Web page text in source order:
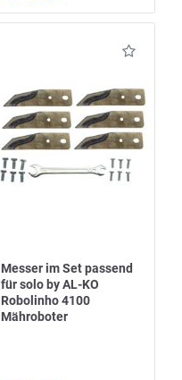
Messer im Set passend
für solo by AL-KO
Robolinho 4100
Mähroboter